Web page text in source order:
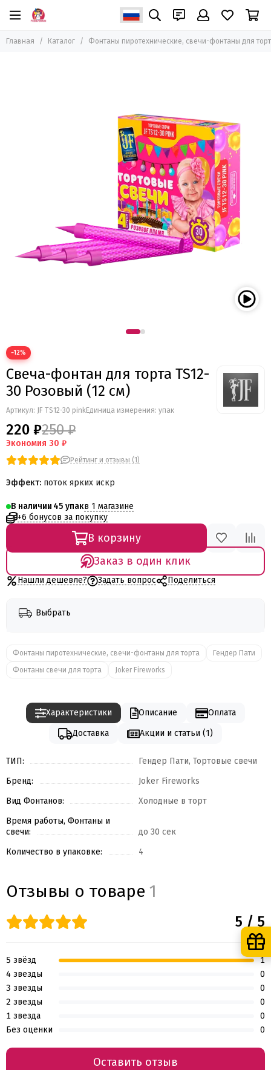
Фонтаны пиротехнические, свечи-фонтаны для
торта
Главная Каталог Фонтаны пиротехнические, свечи-фонтаны для
−12%
Свеча-фонтан для торта TS12-
30 Розовый (12 см)
Артикул: JF TS12-30 pinkЕдиница измерения: упак
220 ₽250 ₽
Экономия 30 ₽
Рейтинг и отзывы (1)
Эффект: поток ярких искр
В наличии 45
в 1 магазине
+6 бонусов за покупку
В корзину
Заказ в один клик
Нашли дешевле? Задать вопрос Поделиться
Выбрать
Фонтаны пиротехнические, свечи-фонтаны для торта
Гендер Пати
Фонтаны свечи для торта
Joker Fireworks
Характеристики Описание
Оплата
Доставка
Акции и статьи (1)
ТИП:
Гендер Пати, Тортовые свечи
Бренд:
Joker Fireworks
Вид Фонтанов:
Холодные в торт
Время работы, Фонтаны и
свечи:
до 30 сек
Количество в упаковке:
4
Отзывы о товаре 1
5 / 5
5 звёзд
1
4 звезды
0
3 звезды
0
2 звезды
0
1 звезда
0
Без оценки
0
Оставить отзыв